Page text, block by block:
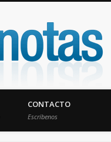
CONTACTO
Escríbenos